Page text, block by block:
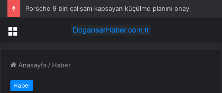
Porsche 9 bin çalışanı kapsayan küçülme planını onayladı
Menü
Anasayfa / Haber
Haber